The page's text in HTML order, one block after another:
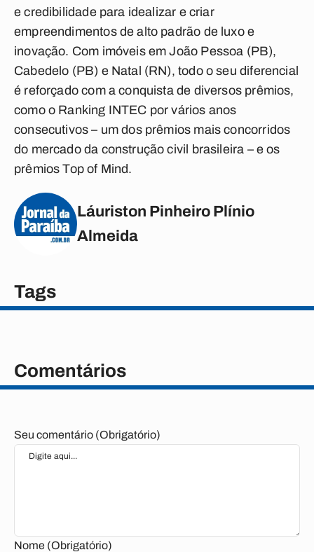
e credibilidade para idealizar e criar
empreendimentos de alto padrão de luxo e
inovação. Com imóveis em João Pessoa (PB),
Cabedelo (PB) e Natal (RN), todo o seu diferencial
é reforçado com a conquista de diversos prêmios,
como o Ranking INTEC por vários anos
consecutivos – um dos prêmios mais concorridos
do mercado da construção civil brasileira – e os
prêmios Top of Mind.
Láuriston Pinheiro Plínio
Almeida
Tags
Comentários
Seu comentário (Obrigatório)
Nome (Obrigatório)